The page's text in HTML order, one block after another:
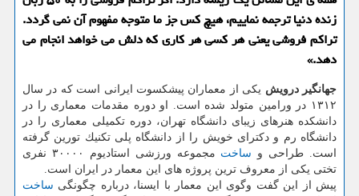
زنده دنیا ترجمه نماییم، هیچ كس جز ما متوجه مفهوم آن نمی گردد.
تراكم فروشی یعنی هر كسی هر كاری كه دلش می خواهد انجام می
دهد.»
جهانگیر درویش یكی از معماران پیشكسوت ایرانی است كه در سال
۱۳۱۲ در ورامین متولد شده است. او دوره مقدمات معماری را در
دانشكده هنرهای زیبای دانشگاه تهران، دوره تكمیلی معماری را در
دانشگاه رم و دكترای خویش را از دانشگاه پلی تكنیك تورین گرفته
است. طراحی و ساخت
مجموعه ورزشی استادیوم ۳۰۰۰۰ نفری
تختی یكی از معروف ترین پروژه های این معمار در ایران است.
پیش از این گفت وگوی این معمار با ایسنا، درباره چگونگی ساخت